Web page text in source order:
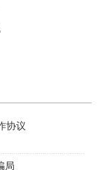
协议
局